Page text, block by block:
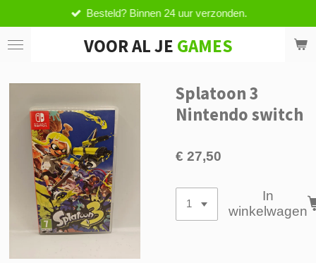
direct
naar
VOOR AL JE GAMES
Besteld? Binnen 24 uur verzonden.
Splatoon 3
Nintendo switch
€ 27,50
In
winkelwagen